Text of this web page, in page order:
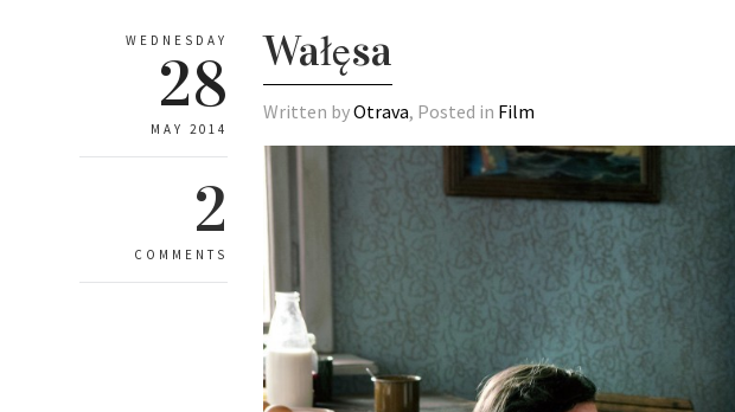
WEDNESDAY
28
MAY 2014
2
COMMENTS
Wałęsa
Written byOtrava, Posted in Film